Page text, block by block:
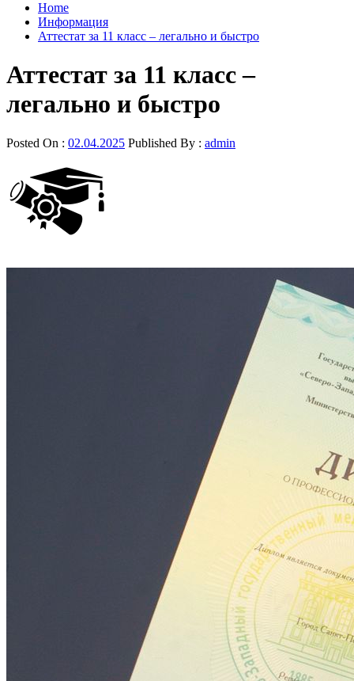
Home
Информация
Аттестат за 11 класс – легально и быстро
Аттестат за 11 класс –
легально и быстро
Posted On : 02.04.2025 Published By : admin